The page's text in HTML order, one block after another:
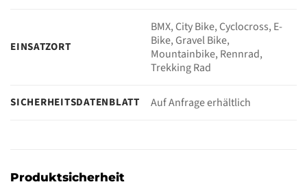
EINSATZORT
BMX, City Bike, Cyclocross, E-
Bike, Gravel Bike,
Mountainbike, Rennrad,
Trekking Rad
SICHERHEITSDATENBLATT Auf Anfrage erhältlich
Produktsicherheit